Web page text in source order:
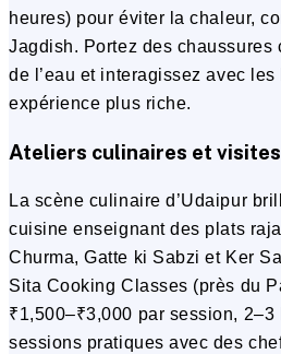
heures) pour éviter la chaleur,
Jagdish. Portez des chaussures
de l’eau et interagissez avec
expérience plus riche.
Ateliers culinaires et
La scène culinaire d’Udaipur
cuisine enseignant des plats
Churma, Gatte ki Sabzi et Ker
Sita Cooking Classes (près du
₹1,500–₹3,000 par session,
sessions pratiques avec des